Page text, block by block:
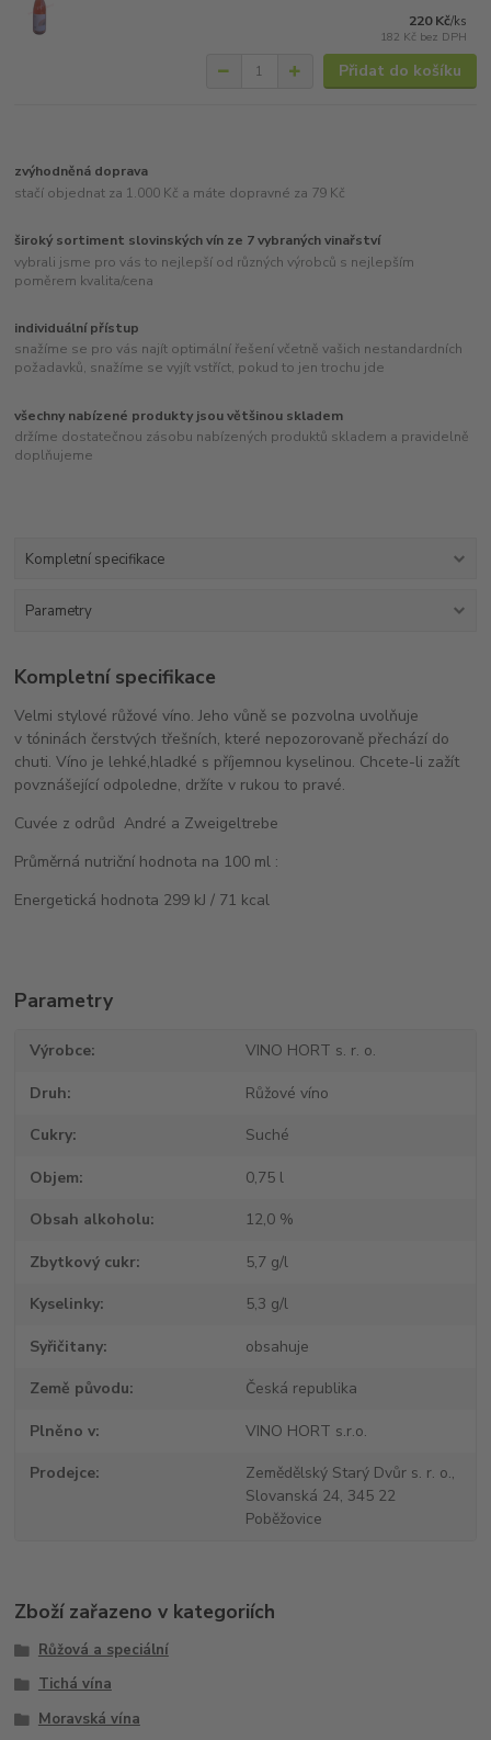
220 Kč/ks
182 Kč bez DPH
Přidat do košíku
zvýhodněná doprava
stačí objednat za 1.000 Kč a máte dopravné za 79 Kč
široký sortiment slovinských vín ze 7 vybraných vinařství
vybrali jsme pro vás to nejlepší od různých výrobců s nejlepším
poměrem kvalita/cena
individuální přístup
snažíme se pro vás najít optimální řešení včetně vašich nestandardních
požadavků, snažíme se vyjít vstříct, pokud to jen trochu jde
všechny nabízené produkty jsou většinou skladem
držíme dostatečnou zásobu nabízených produktů skladem a pravidelně
doplňujeme
Kompletní specifikace
Parametry
Kompletní specifikace
Velmi stylové růžové víno. Jeho vůně se pozvolna uvolňuje
v tóninách čerstvých třešních, které nepozorovaně přechází do
chuti. Víno je lehké,hladké s příjemnou kyselinou. Chcete-li zažít
povznášející odpoledne, držíte v rukou to pravé.
Cuvée z odrůd André a Zweigeltrebe
Průměrná nutriční hodnota na 100 ml :
Energetická hodnota 299 kJ / 71 kcal
Parametry
Výrobce VINO HORT s. r. o.
Druh Růžové víno
Cukry Suché
Objem 0,75 l
Obsah alkoholu 12,0 %
Zbytkový cukr 5,7 g/l
Kyselinky 5,3 g/l
Syřičitany obsahuje
Země původu Česká republika
Plněno v VINO HORT s.r.o.
Prodejce
Zemědělský Starý Dvůr s. r. o.,
Slovanská 24, 345 22
Poběžovice
Zboží zařazeno v kategoriích
Růžová a speciální
Tichá vína
Moravská vína